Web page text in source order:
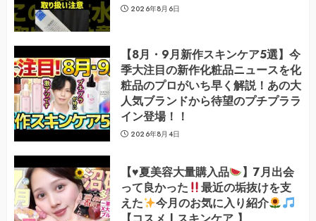
2026年8月6日
【8月・9月新作スキンケア5選】今
季大注目の新作化粧品ニュースを化
粧品のプロがいち早く解説！あの大
人気ブランドから待望のプチプララ
イン登場！！
2026年8月4日
【♥️夏美容大量購入品
】7月出会
って良かった
最近の垢抜けを支
えた
今月のお気に入り紹介